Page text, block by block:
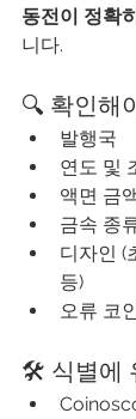
동전이 정확
니다.
🔍 확인해
발행국
연도 및
액면 금
금속 종
디자인 (
등)
오류 코
🛠 식별에